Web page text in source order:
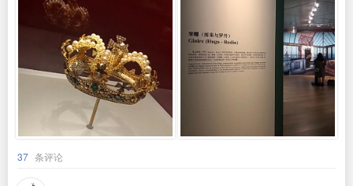
37 条评论